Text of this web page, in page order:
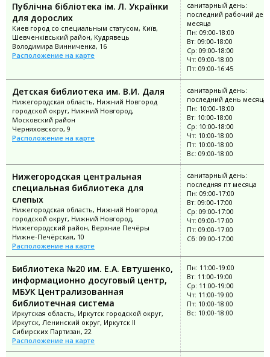
Публічна бібліотека ім. Л. Українки
для дорослих
Киев город со специальным статусом, Київ,
Шевченківський район, Кудрявець
Володимира Винниченка, 16
Расположение на карте
санитарный день:
последний рабочий
месяца
Пн: 09:00-18:00
Вт: 09:00-18:00
Ср: 09:00-18:00
Чт: 09:00-18:00
Пт: 09:00-16:45
Детская библиотека им. В.И. Даля
Нижегородская область, Нижний Новгород
городской округ, Нижний Новгород,
Московский район
Черняховского, 9
Расположение на карте
санитарный день:
последний день месяца
Пн: 10:00-18:00
Вт: 10:00-18:00
Ср: 10:00-18:00
Чт: 10:00-18:00
Пт: 10:00-18:00
Вс: 09:00-18:00
Нижегородская центральная
специальная библиотека для
слепых
Нижегородская область, Нижний Новгород
городской округ, Нижний Новгород,
Нижегородский район, Верхние Печёры
Нижне-Печёрская, 10
Расположение на карте
санитарный день:
последняя пт месяца
Пн: 09:00-17:00
Вт: 09:00-17:00
Ср: 09:00-17:00
Чт: 09:00-17:00
Пт: 09:00-17:00
Сб: 09:00-17:00
Библиотека №20 им. Е.А. Евтушенко,
информационно досуговый центр,
МБУК Централизованная
библиотечная система
Иркутская область, Иркутск городской округ,
Иркутск, Ленинский округ, Иркутск II
Сибирских Партизан, 22
Расположение на карте
Пн: 11:00-19:00
Вт: 11:00-19:00
Ср: 11:00-19:00
Чт: 11:00-19:00
Пт: 10:00-18:00
Вс: 10:00-18:00